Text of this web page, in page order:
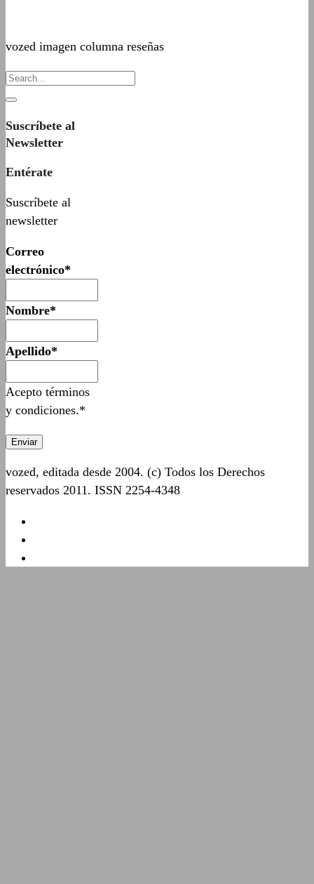
vozed imagen columna reseñas
Suscríbete al
Newsletter
Entérate
Suscríbete al
newsletter
Correo
electrónico*
Nombre*
Apellido*
Acepto términos
y condiciones.*
vozed, editada desde 2004. (c) Todos los Derechos
reservados 2011. ISSN 2254-4348